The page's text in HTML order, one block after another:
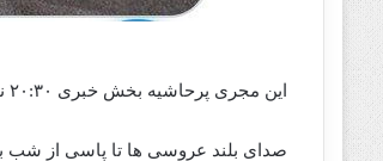
این مجری پرحاشیه بخش خبری ۲۰:۳۰ نوشت:
‌صدای بلند عروسی ها تا پاسی از